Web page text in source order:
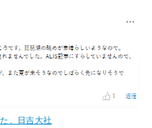
、日吉大社